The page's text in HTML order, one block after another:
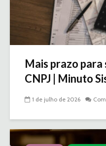
Mais prazo
CNPJ | Minuto
1 de julho de 2026